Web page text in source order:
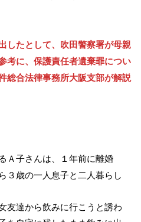
したとして、吹田警察署が母親
考に、保護責任者遺棄罪につい
総合法律事務所大阪支部が解説
Ａ子さんは、１年前に離婚
３歳の一人息子と二人暮らし
友達から飲みに行こうと誘わ